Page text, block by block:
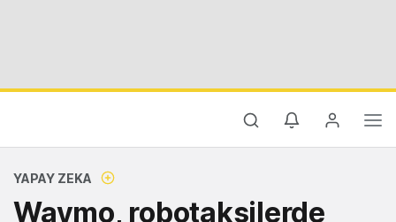
YAPAY ZEKA
Waymo, robotaksilerde